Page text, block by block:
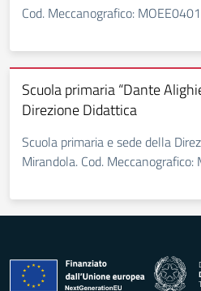
Cod. Meccanografico:
Scuola primaria “Dante
Direzione Didattica
Scuola primaria e sede della
Mirandola. Cod.